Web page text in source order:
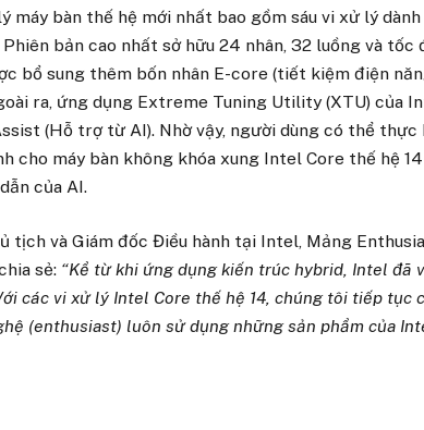
máy bàn thế hệ mới nhất bao gồm sáu vi xử lý
bản cao nhất sở hữu 24 nhân, 32 luồng và tốc
bổ sung thêm bốn nhân E-core (tiết kiệm điện
ra, ứng dụng Extreme Tuning Utility (XTU) của
(Hỗ trợ từ AI). Nhờ vậy, người dùng có thể thực
cho máy bàn không khóa xung Intel Core thế hệ
của AI.
tịch và Giám đốc Điều hành tại Intel, Mảng
sẻ: “Kể từ khi ứng dụng kiến trúc hybrid, Intel đã
các vi xử lý Intel Core thế hệ 14, chúng tôi tiếp tục
(enthusiast) luôn sử dụng những sản phẩm của